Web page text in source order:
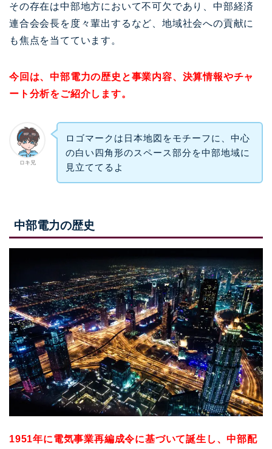
その存在は中部地方において不可欠であり、中部経済
連合会会長を度々輩出するなど、地域社会への貢献に
も焦点を当てています。
今回は、中部電力の歴史と事業内容、決算情報やチャ
ート分析をご紹介します。
ロキ兄
ロゴマークは日本地図をモチーフに、中心
の白い四角形のスペース部分を中部地域に
見立ててるよ
中部電力の歴史
1951年に電気事業再編成令に基づいて誕生し、中部配